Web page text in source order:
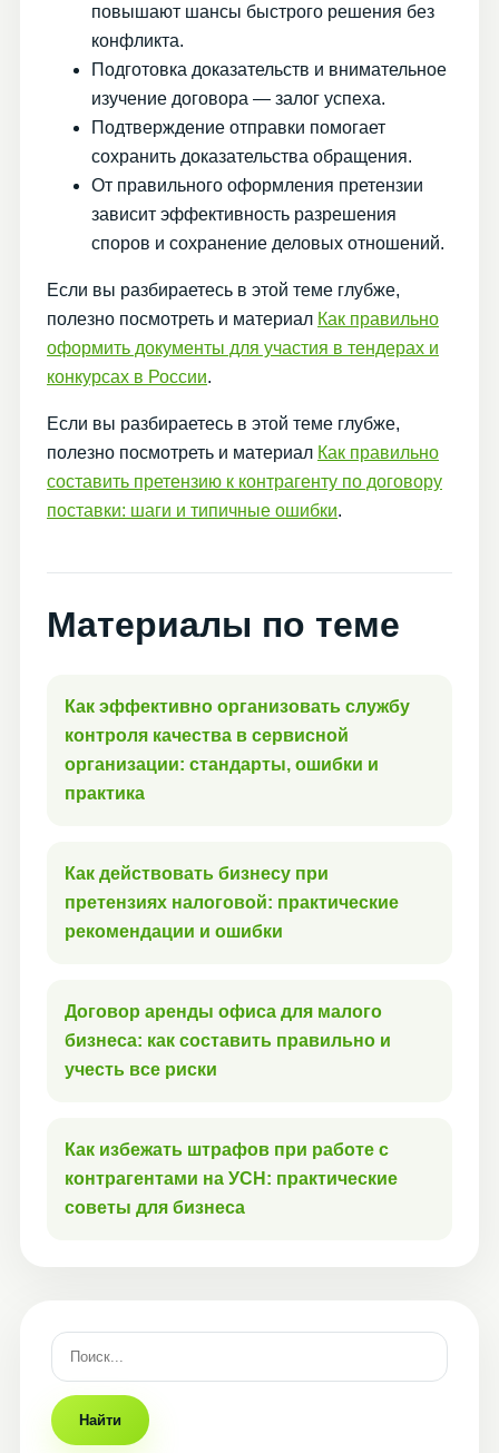
повышают шансы быстрого решения без
конфликта.
Подготовка доказательств и внимательное
изучение договора — залог успеха.
Подтверждение отправки помогает
сохранить доказательства обращения.
От правильного оформления претензии
зависит эффективность разрешения
споров и сохранение деловых отношений.
Если вы разбираетесь в этой теме глубже,
полезно посмотреть и материал Как правильно
оформить документы для участия в тендерах и
конкурсах в России.
Если вы разбираетесь в этой теме глубже,
полезно посмотреть и материал Как правильно
составить претензию к контрагенту по договору
поставки: шаги и типичные ошибки.
Материалы по теме
Как эффективно организовать службу
контроля качества в сервисной
организации: стандарты, ошибки и
практика
Как действовать бизнесу при
претензиях налоговой: практические
рекомендации и ошибки
Договор аренды офиса для малого
бизнеса: как составить правильно и
учесть все риски
Как избежать штрафов при работе с
контрагентами на УСН: практические
советы для бизнеса
Найти